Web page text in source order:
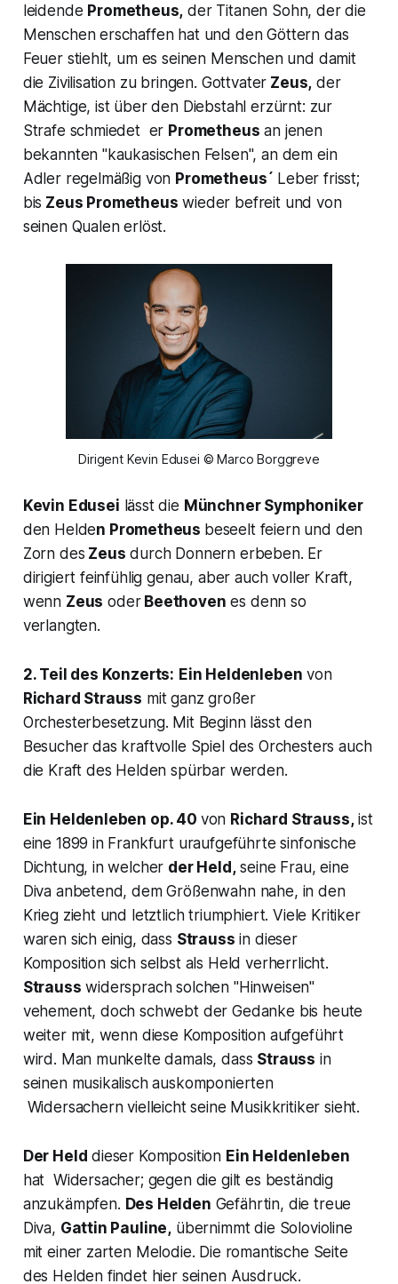
leidende Prometheus, der Titanen Sohn, der die
Menschen erschaffen hat und den Göttern das
Feuer stiehlt, um es seinen Menschen und damit
die Zivilisation zu bringen. Gottvater Zeus, der
Mächtige, ist über den Diebstahl erzürnt: zur
Strafe schmiedet er Prometheus an jenen
bekannten "kaukasischen Felsen", an dem ein
Adler regelmäßig von Prometheus´ Leber frisst;
bis Zeus Prometheus wieder befreit und von
seinen Qualen erlöst.
Dirigent Kevin Edusei © Marco Borggreve
Kevin Edusei lässt die Münchner Symphoniker
den Helden Prometheus beseelt feiern und den
Zorn des Zeus durch Donnern erbeben. Er
dirigiert feinfühlig genau, aber auch voller Kraft,
wenn Zeus oderBeethoven es denn so
verlangten.
2. Teil des Konzerts: Ein Heldenleben von
Richard Strauss mit ganz großer
Orchesterbesetzung. Mit Beginn lässt den
Besucher das kraftvolle Spiel des Orchesters auch
die Kraft des Helden spürbar werden.
Ein Heldenleben op. 40 von Richard Strauss,ist
eine 1899 in Frankfurt uraufgeführte sinfonische
Dichtung, in welcher der Held,seine Frau, eine
Diva anbetend, dem Größenwahn nahe, in den
Krieg zieht und letztlich triumphiert. Viele Kritiker
waren sich einig, dass Strauss in dieser
Komposition sich selbst als Held verherrlicht.
Strauss widersprach solchen "Hinweisen"
vehement, doch schwebt der Gedanke bis heute
weiter mit, wenn diese Komposition aufgeführt
wird. Man munkelte damals, dass Strauss in
seinen musikalisch auskomponierten
Widersachern vielleicht seine Musikkritiker sieht.
Der Held dieser Komposition Ein Heldenleben
hat Widersacher; gegen die gilt es beständig
anzukämpfen. Des Helden Gefährtin, die treue
Diva, Gattin Pauline, übernimmt die Solovioline
mit einer zarten Melodie. Die romantische Seite
des Helden findet hier seinen Ausdruck.